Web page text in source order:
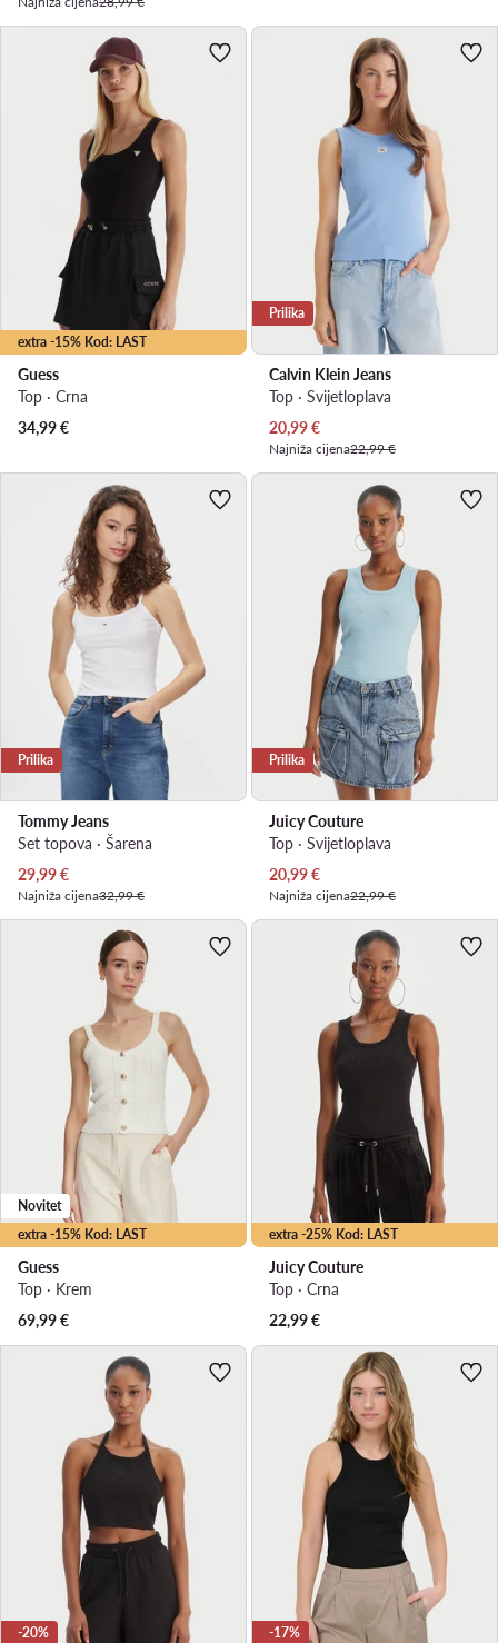
extra -15% Kod: LAST
Guess
Top · Crna
34,99€
Prilika
Calvin Klein Jeans
Top · Svijetloplava
Trenutna cijena
20,99€
Najniža cijena22,99 €
Prilika
Tommy Jeans
Set topova · Šarena
Trenutna cijena
29,99€
Najniža cijena32,99 €
Prilika
Juicy Couture
Top · Svijetloplava
Trenutna cijena
20,99€
Najniža cijena22,99 €
extra -15% Kod: LAST
Novitet
Guess
Top · Krem
69,99€
extra -25% Kod: LAST
Juicy Couture
Top · Crna
22,99€
-20% -17%